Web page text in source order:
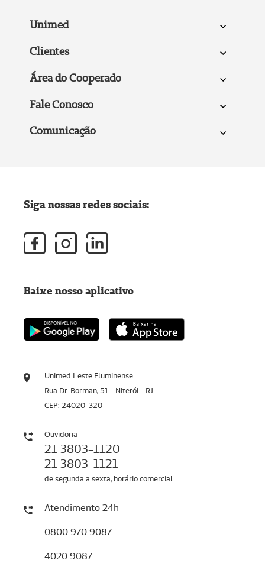
Unimed
Clientes
Área do Cooperado
Fale Conosco
Comunicação
Unimed Leste Fluminense
Rua Dr. Borman, 51 - Niterói - RJ
CEP: 24020-320
Ouvidoria
21 3803-1120
21 3803-1121
de segunda a sexta, horário comercial
Atendimento 24h
0800 970 9087
4020 9087
Siga nossas redes sociais:
Baixe nosso aplicativo